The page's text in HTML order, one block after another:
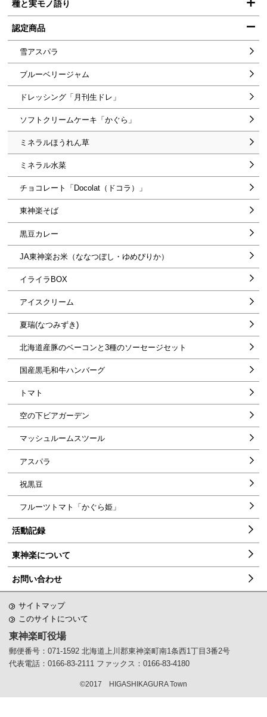
種と実モノ語り
株式会社 吉原農場 取締役 吉原康弘さん
株式会社 おおかくファーム 会長 大角博さん
東神楽蔬菜組合 [会長]金田俊一さん [組合員]外山貴義さん、井
株式会社ホーブ代表取締役会長 高橋巌さん
アスパラ農家 熊谷隆一さん
有限会社アイス工房田村ファーム 田村みどりさん
認定商品
雪アスパラ
ブルーベリージャム
ドレッシング「月刊生ドレ」
ソフトクリームケーキ「かぐら」
ミネラルほうれん草
ミネラル水菜
チョコレート「Docolat（ドコラ）」
東神楽そば
黒豆カレー
JA東神楽お米（ななつぼし・ゆめぴりか）
イライラBOX
アイスクリーム
夏瑞(なつみずき)
北海道産豚のベーコンと3種のソーセージセット
国産黒毛和牛ハンバーグ
トマト
空の下ビアガーデン
マッシュルームスツール
アスパラ
祝黒豆
フルーツトマト「かぐら姫」
活動記録
東神楽について
お問い合わせ
サイトマップ
このサイトについて
東神楽町役場
郵便番号：071-1592 北海道上川郡東神楽町南1条西1丁目3番2号
代表電話：0166-83-2111 ファックス：0166-83-4180
©2017 HIGASHIKAGURA Town